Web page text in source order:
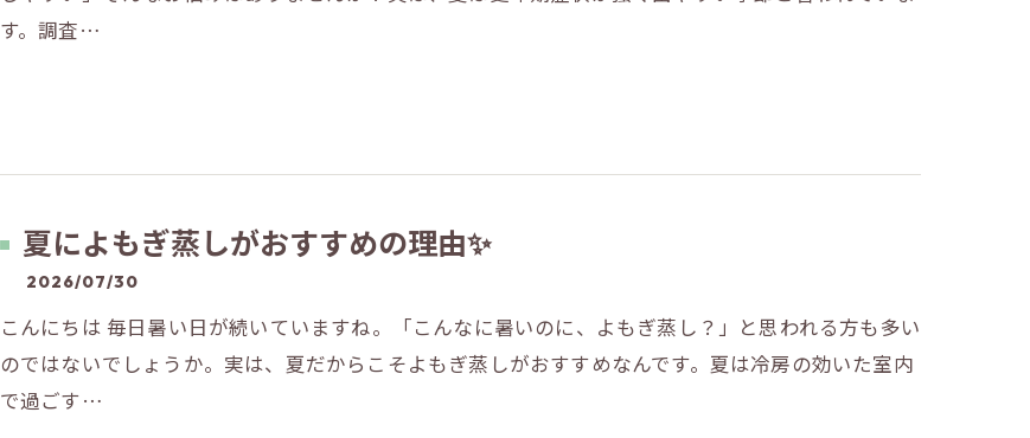
す。調査…
夏によもぎ蒸しがおすすめの理由✨
2026/07/30
こんにちは 毎日暑い日が続いていますね。「こんなに暑いのに、よもぎ蒸し？」と思われる方も多い
のではないでしょうか。実は、夏だからこそよもぎ蒸しがおすすめなんです。夏は冷房の効いた室内
で過ごす…